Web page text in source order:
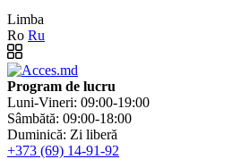
Limba
Ro Ru
Program de lucru
Luni-Vineri: 09:00-19:00
Sâmbătă: 09:00-18:00
Duminică: Zi liberă
+373 (69) 14-91-92